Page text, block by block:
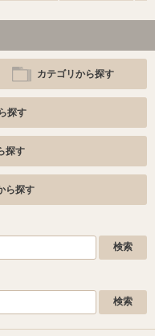
カテゴリから探す
探す
探す
ら探す